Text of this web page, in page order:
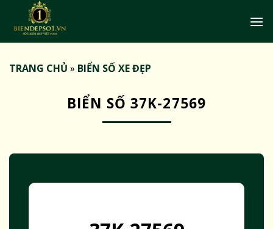
TRANG CHỦ » BIỂN SỐ XE ĐẸP
BIỂN SỐ 37K-27569